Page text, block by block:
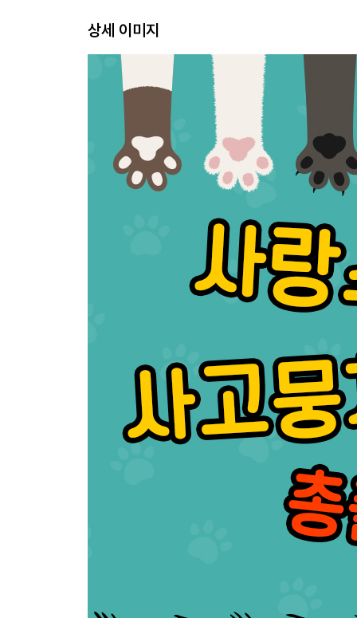
조폭 고양이
나보다 더 뚱한 표정 지을 수 있어?
저는 지금 캣딜락을 몰고 있어요
푸치니는 정말 끔찍해
밀수죄로 수감된 고양이
고양이 성질 맛 좀 볼래?
물에 빠진 생쥐 꼴이 된 고양이
나를 화나게 하지 말라고!
앗, 초록색 고양이다!
캣츠아이를 가진 스파이
야오오오옹
엔진이 골골송을 부르나요?
쓸데없이 고생하셨네요
나는야 럭셔리 고양이
강박증에 걸린 고양이
상세 이미지